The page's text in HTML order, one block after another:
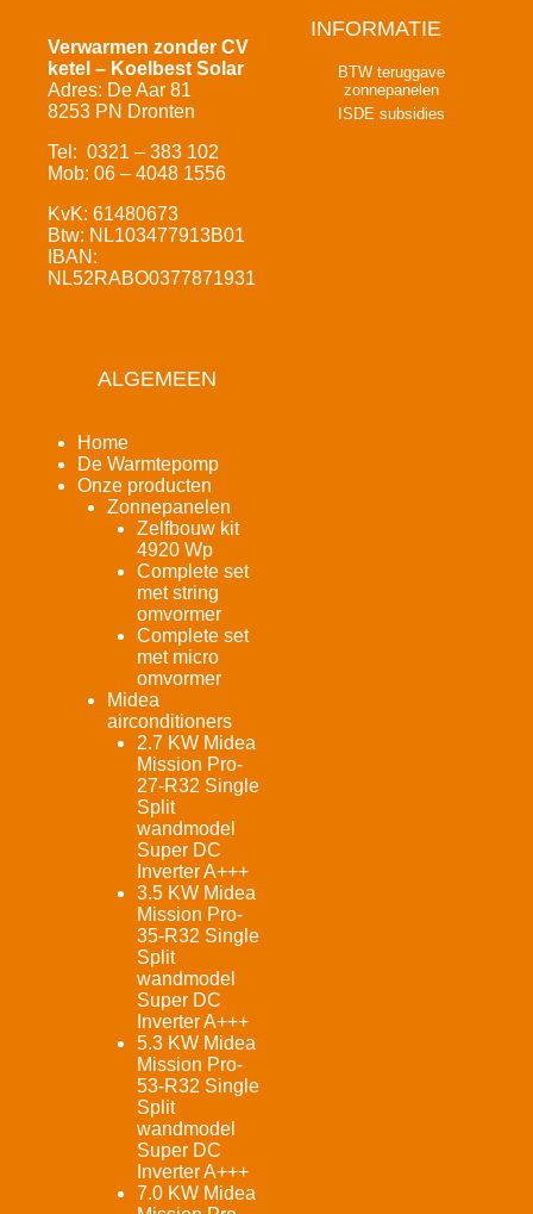
Verwarmen zonder CV
ketel – Koelbest Solar
Adres: De Aar 81
8253 PN Dronten
Tel: 0321 – 383 102
Mob: 06 – 4048 1556
KvK: 61480673
Btw: NL103477913B01
IBAN:
NL52RABO0377871931
INFORMATIE
BTW teruggave
zonnepanelen
ISDE subsidies
ALGEMEEN
Home
De Warmtepomp
Onze producten
Zonnepanelen
Zelfbouw kit
4920 Wp
Complete set
met string
omvormer
Complete set
met micro
omvormer
Midea
airconditioners
2.7 KW Midea
Mission Pro-
27-R32 Single
Split
wandmodel
Super DC
Inverter A+++
3.5 KW Midea
Mission Pro-
35-R32 Single
Split
wandmodel
Super DC
Inverter A+++
5.3 KW Midea
Mission Pro-
53-R32 Single
Split
wandmodel
Super DC
Inverter A+++
7.0 KW Midea